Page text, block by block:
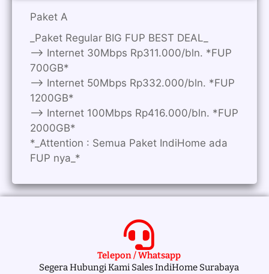
Paket A
_Paket Regular BIG FUP BEST DEAL_
—> Internet 30Mbps Rp311.000/bln. *FUP
700GB*
—> Internet 50Mbps Rp332.000/bln. *FUP
1200GB*
—> Internet 100Mbps Rp416.000/bln. *FUP
2000GB*
*_Attention : Semua Paket IndiHome ada
FUP nya_*
Telepon / Whatsapp
Segera Hubungi Kami Sales IndiHome Surabaya